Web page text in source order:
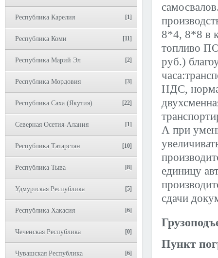
Республика Карелия [1]
Республика Коми [11]
Республика Марий Эл [2]
Республика Мордовия [3]
Республика Саха (Якутия) [22]
Северная Осетия-Алания [1]
Республика Татарстан [10]
Республика Тыва [8]
Удмуртская Республика [5]
Республика Хакасия [6]
Чеченская Республика [0]
Чувашская Республика [6]
8*4, 8*8 в
топливо
руб.)
НДС, норма
А при
единицу
сдачи
Пункт